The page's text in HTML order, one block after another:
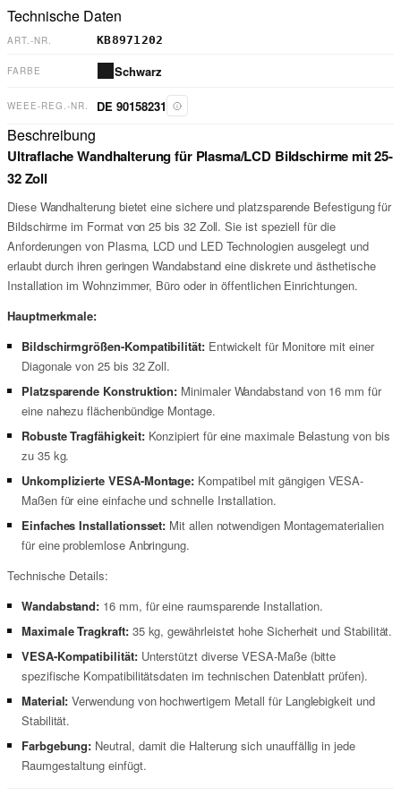
Technische Daten
ART.-NR. KB8971202
FARBE Schwarz
WEEE-REG.-NR. DE 90158231
Beschreibung
Ultraflache Wandhalterung für Plasma/LCD Bildschirme mit 25-
32 Zoll
Diese Wandhalterung bietet eine sichere und platzsparende Befestigung für
Bildschirme im Format von 25 bis 32 Zoll. Sie ist speziell für die
Anforderungen von Plasma, LCD und LED Technologien ausgelegt und
erlaubt durch ihren geringen Wandabstand eine diskrete und ästhetische
Installation im Wohnzimmer, Büro oder in öffentlichen Einrichtungen.
Hauptmerkmale:
Bildschirmgrößen-Kompatibilität:Entwickelt für Monitore mit einer
Diagonale von 25 bis 32 Zoll.
Platzsparende Konstruktion: Minimaler Wandabstand von 16 mm für
eine nahezu flächenbündige Montage.
Robuste Tragfähigkeit:Konzipiert für eine maximale Belastung von bis
zu 35 kg.
Unkomplizierte VESA-Montage: Kompatibel mit gängigen VESA-
Maßen für eine einfache und schnelle Installation.
Einfaches Installationsset: Mit allen notwendigen Montagematerialien
für eine problemlose Anbringung.
Technische Details:
Wandabstand: 16 mm, für eine raumsparende Installation.
Maximale Tragkraft:35 kg, gewährleistet hohe Sicherheit und Stabilität.
VESA-Kompatibilität:Unterstützt diverse VESA-Maße (bitte
spezifische Kompatibilitätsdaten im technischen Datenblatt prüfen).
Material: Verwendung von hochwertigem Metall für Langlebigkeit und
Stabilität.
Farbgebung: Neutral, damit die Halterung sich unauffällig in jede
Raumgestaltung einfügt.